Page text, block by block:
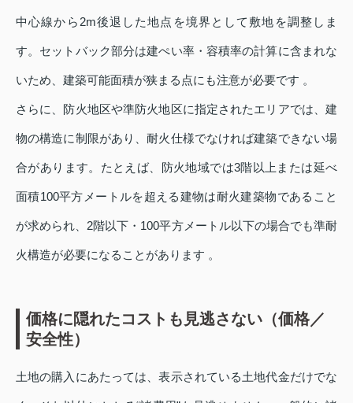
中心線から2m後退した地点を境界として敷地を調整しま
す。セットバック部分は建ぺい率・容積率の計算に含まれな
いため、建築可能面積が狭まる点にも注意が必要です 。
さらに、防火地区や準防火地区に指定されたエリアでは、建
物の構造に制限があり、耐火仕様でなければ建築できない場
合があります。たとえば、防火地域では3階以上または延べ
面積100平方メートルを超える建物は耐火建築物であること
が求められ、2階以下・100平方メートル以下の場合でも準耐
火構造が必要になることがあります 。
価格に隠れたコストも見逃さない（価格／
安全性）
土地の購入にあたっては、表示されている土地代金だけでな